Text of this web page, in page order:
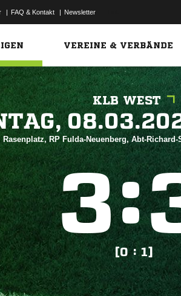
| FAQ & Kontakt | Newsletter
VEREINE & VERBÄNDE
KLB WEST
Rasenplatz, RP Fulda-Neuenberg, Abt-
:
[0 : 1]